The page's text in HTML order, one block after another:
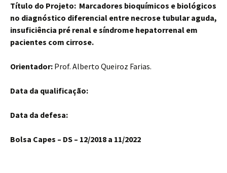
Título do Projeto: Marcadores bioquímicos e biológicos
no diagnóstico diferencial entre necrose tubular aguda,
insuficiência pré renal e síndrome hepatorrenal em
pacientes com cirrose.
Orientador: Prof. Alberto Queiroz Farias.
Data da qualificação:
Data da defesa:
Bolsa Capes – DS – 12/2018 a 11/2022